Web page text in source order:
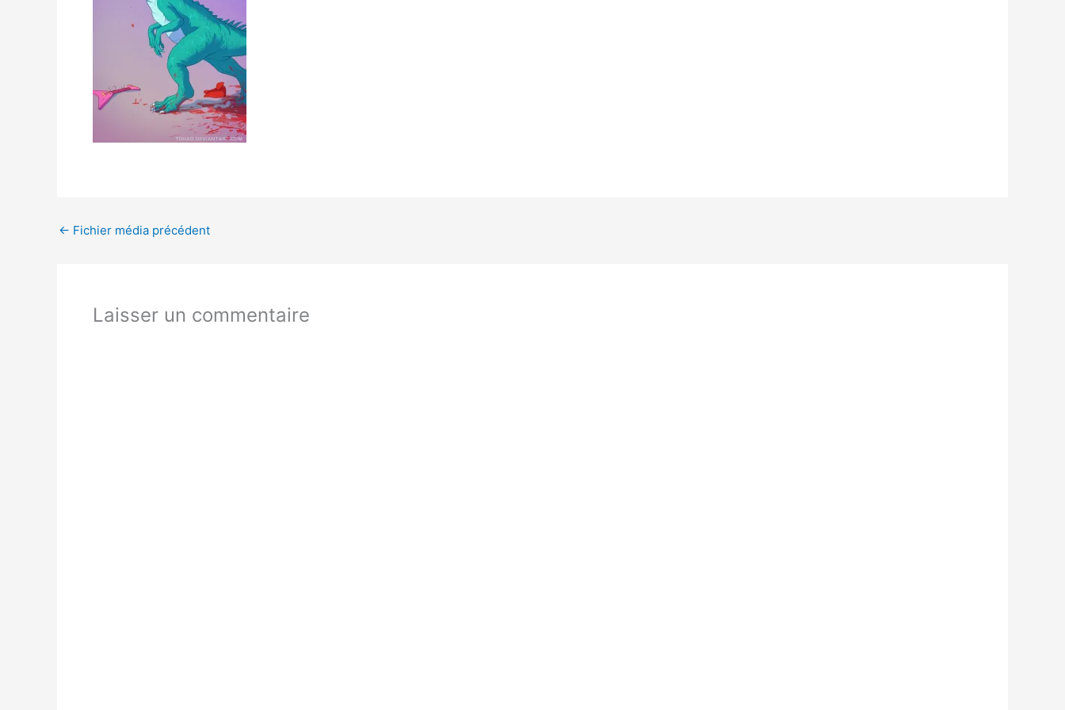
← Fichier média précédent
Laisser un commentaire